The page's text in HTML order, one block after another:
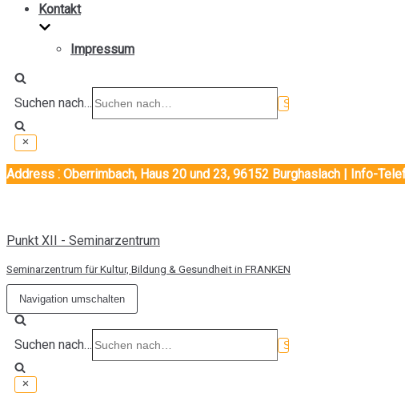
Kontakt
Impressum
Suchen nach…
Address ⁚ Oberrimbach, Haus 20 und 23, 96152 Burghaslach | Info-
Punkt XII - Seminarzentrum
Seminarzentrum für Kultur, Bildung & Gesundheit in FRANKEN
Navigation umschalten
Suchen nach…